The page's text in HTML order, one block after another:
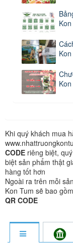
Khi quý khách mua
CODE riêng biệt,
biệt sản phẩm thật
hàng tốt hơn
Ngoài ra trên mỗi
Kon Tum sẽ bao
QR CODE